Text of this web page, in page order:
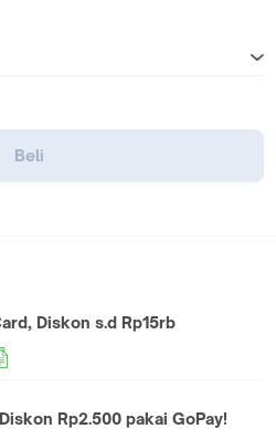
Beli
Diskon s.d Rp15rb
Rp2.500 pakai GoPay!